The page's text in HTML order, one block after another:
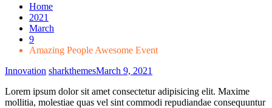
Home
2021
March
9
Amazing People Awesome Event
Innovation sharkthemesMarch 9, 2021
Lorem ipsum dolor sit amet consectetur adipisicing elit. Maxime
mollitia, molestiae quas vel sint commodi repudiandae consequuntur